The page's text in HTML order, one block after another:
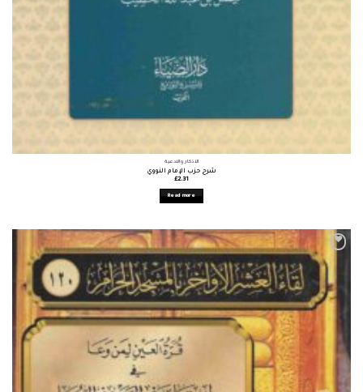
الأذكار والأدعية
شرح حزب الإمام النووي
£2.31
Read more